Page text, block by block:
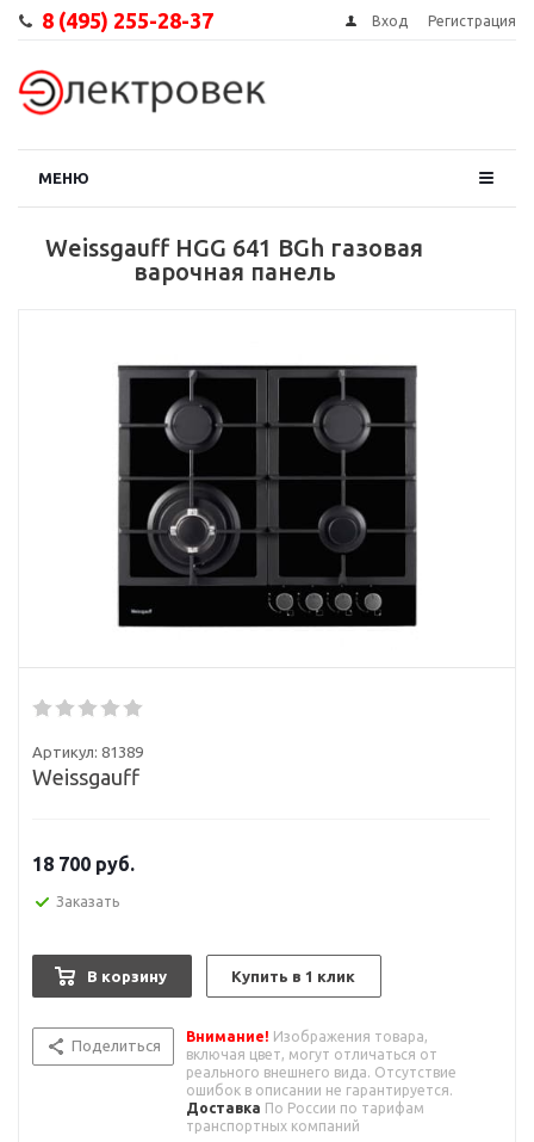
8 (495) 255-28-37 Вход Регистрация
МЕНЮ
Weissgauff HGG 641 BGh газовая
варочная панель
Артикул: 81389
Weissgauff
18 700 руб.
Заказать
В корзину Купить в 1 клик
Поделиться
Внимание! Изображения товара,
включая цвет, могут отличаться от
реального внешнего вида. Отсутствие
ошибок в описании не гарантируется.
Доставка По России по тарифам
транспортных компаний